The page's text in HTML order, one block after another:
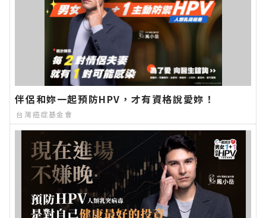
伴侶和妳一起預防HPV，才有資格說愛妳！
台灣癌症基金會